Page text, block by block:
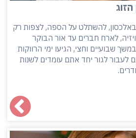
להשתלט על הספה, לצפות רק
לארח חברים עד אור הבוקר
שבועיים וחצי, הגיעו ימי הרווקות
לגור יחד אתם עומדים לשנות